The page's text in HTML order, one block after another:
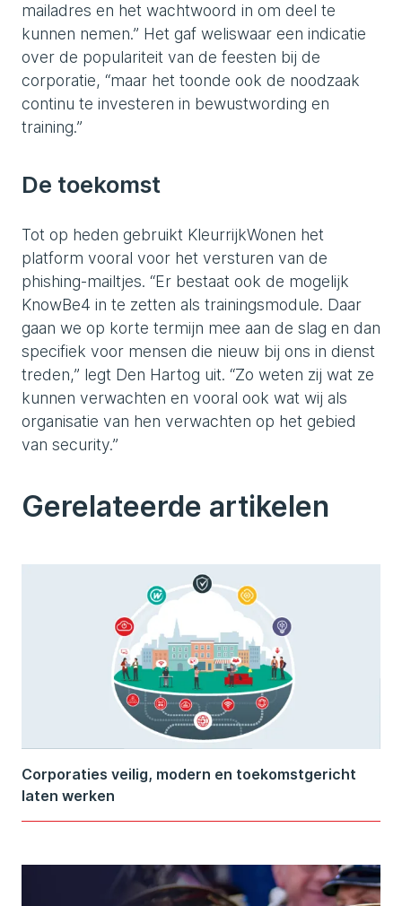
mailadres en het wachtwoord in om deel te
kunnen nemen.” Het gaf weliswaar een indicatie
over de populariteit van de feesten bij de
corporatie, “maar het toonde ook de noodzaak
continu te investeren in bewustwording en
training.”
De toekomst
Tot op heden gebruikt KleurrijkWonen het
platform vooral voor het versturen van de
phishing-mailtjes. “Er bestaat ook de mogelijk
KnowBe4 in te zetten als trainingsmodule. Daar
gaan we op korte termijn mee aan de slag en dan
specifiek voor mensen die nieuw bij ons in dienst
treden,” legt Den Hartog uit. “Zo weten zij wat ze
kunnen verwachten en vooral ook wat wij als
organisatie van hen verwachten op het gebied
van security.”
Gerelateerde artikelen
Corporaties veilig, modern en toekomstgericht
laten werken